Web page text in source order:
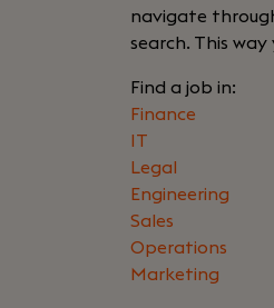
navigate
search. This
Find a job in:
Finance
IT
Legal
Engineering
Sales
Operations
Marketing